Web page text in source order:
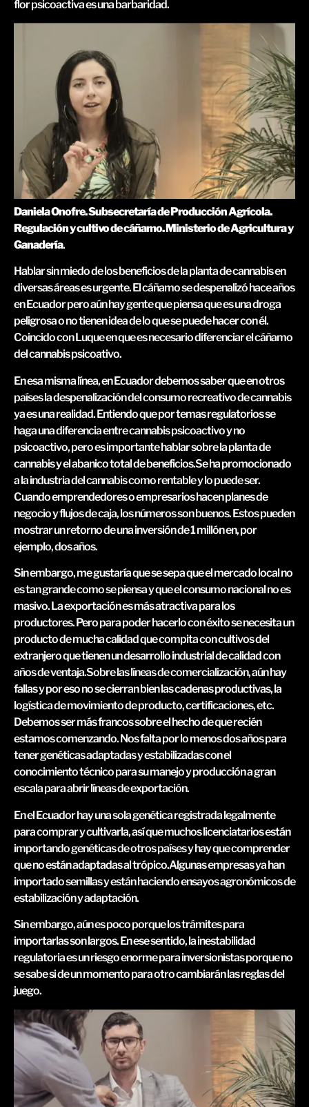
flor psicoactiva es una barbaridad.
Daniela Onofre. Subsecretaría de Producción Agrícola.
Regulación y cultivo de cáñamo. Ministerio de Agricultura y
Ganadería.
Hablar sin miedo de los beneficios de la planta de cannabis en
diversas áreas es urgente. El cáñamo se despenalizó hace años
en Ecuador pero aún hay gente que piensa que es una droga
peligrosa o no tienen idea de lo que se puede hacer con él.
Coincido con Luque en que es necesario diferenciar el cáñamo
del cannabis psicoativo.
En esa misma línea, en Ecuador debemos saber que en otros
países la despenalización del consumo recreativo de cannabis
ya es una realidad. Entiendo que por temas regulatorios se
haga una diferencia entre cannabis psicoactivo y no
psicoactivo, pero es importante hablar sobre la planta de
cannabis y el abanico total de beneficios.Se ha promocionado
a la industria del cannabis como rentable y lo puede ser.
Cuando emprendedores o empresarios hacen planes de
negocio y flujos de caja, los números son buenos. Estos pueden
mostrar un retorno de una inversión de 1 millón en, por
ejemplo, dos años.
Sin embargo, me gustaría que se sepa que el mercado local no
es tan grande como se piensa y que el consumo nacional no es
masivo. La exportación es más atractiva para los
productores. Pero para poder hacerlo con éxito se necesita un
producto de mucha calidad que compita con cultivos del
extranjero que tienen un desarrollo industrial de calidad con
años de ventaja.Sobre las líneas de comercialización, aún hay
fallas y por eso no se cierran bien las cadenas productivas, la
logística de movimiento de producto, certificaciones, etc.
Debemos ser más francos sobre el hecho de que recién
estamos comenzando. Nos falta por lo menos dos años para
tener genéticas adaptadas y estabilizadas con el
conocimiento técnico para su manejo y producción a gran
escala para abrir líneas de exportación.
En el Ecuador hay una sola genética registrada legalmente
para comprar y cultivarla, así que muchos licenciatarios están
importando genéticas de otros países y hay que comprender
que no están adaptadas al trópico.Algunas empresas ya han
importado semillas y están haciendo ensayos agronómicos de
estabilización y adaptación.
Sin embargo, aún es poco porque los trámites para
importarlas son largos. En ese sentido, la inestabilidad
regulatoria es un riesgo enorme para inversionistas porque no
se sabe si de un momento para otro cambiarán las reglas del
juego.